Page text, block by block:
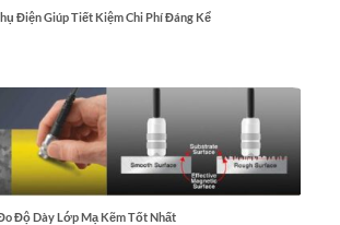
Điện Giúp Tiết Kiệm Chi Phí Đáng Kể
Độ Dày Lớp Mạ Kẽm Tốt Nhất